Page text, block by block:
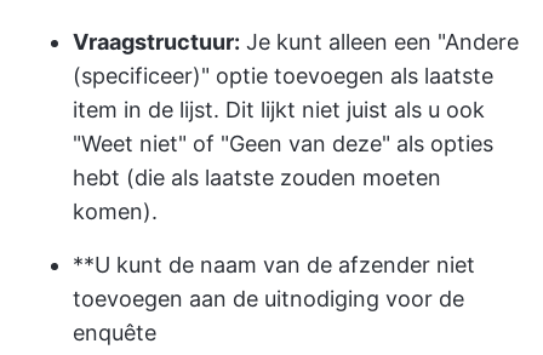
Vraagstructuur: Je kunt alleen een "Andere
(specificeer)" optie toevoegen als laatste
item in de lijst. Dit lijkt niet juist als u ook
"Weet niet" of "Geen van deze" als opties
hebt (die als laatste zouden moeten
komen).
**U kunt de naam van de afzender niet
toevoegen aan de uitnodiging voor de
enquête